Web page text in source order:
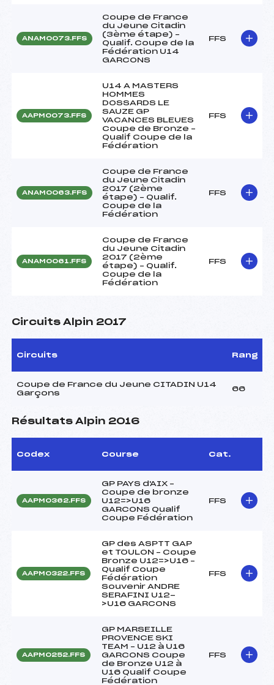
ANAM0073.FFS
Coupe de France
du Jeune Citadin
(3ème étape) –
Qualif. Coupe de la
Fédération U14
GARCONS
FFS
AAPM0073.FFS
U14 A MASTERS
HOMMES
DOSSARDS LE
SAUZE GP
VACANCES BLEUES
Coupe de Bronze –
Qualif Coupe de la
Fédération
FFS
ANAM0063.FFS
Coupe de France
du Jeune Citadin
2017 (2ème
étape) – Qualif.
Coupe de la
Fédération
FFS
ANAM0061.FFS
Coupe de France
du Jeune Citadin
2017 (2ème
étape) – Qualif.
Coupe de la
Fédération
FFS
Circuits Alpin 2017
Circuits Rang
Coupe de France du Jeune CITADIN U14
Garçons
66
Résultats Alpin 2016
Codex Course Cat.
AAPM0362.FFS
GP PAYS d'AIX –
Coupe de bronze
U12=>U16
GARCONS Qualif
Coupe Fédération
FFS
AAPM0322.FFS
GP des ASPTT GAP
et TOULON – Coupe
Bronze U12=>U16 –
Qualif Coupe
Fédération
Souvenir ANDRE
SERAFINI U12-
>U16 GARCONS
FFS
AAPM0252.FFS
GP MARSEILLE
PROVENCE SKI
TEAM – U12 à U16
GARCONS Coupe
de Bronze U12 à
U16 Qualif Coupe
Fédération
FFS